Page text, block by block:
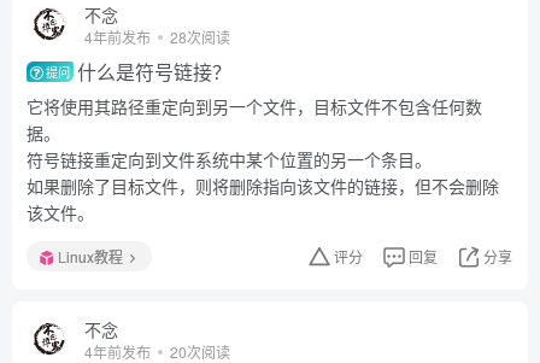
不念
4年前发布 28次阅读
提问 什么是符号链接？
它将使用其路径重定向到另一个文件，目标文件不包含任何数
据。
符号链接重定向到文件系统中某个位置的另一个条目。
如果删除了目标文件，则将删除指向该文件的链接，但不会删除
该文件。
Linux教程 评分 回复 分享
不念
4年前发布 20次阅读